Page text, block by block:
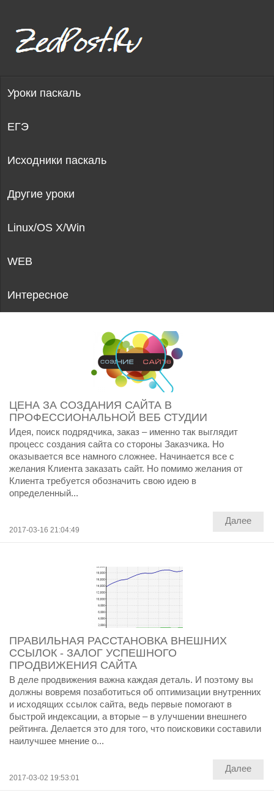
Уроки паскаль
ЕГЭ
Исходники паскаль
Другие уроки
Linux/OS X/Win
WEB
Интересное
ЦЕНА ЗА СОЗДАНИЯ САЙТА В
ПРОФЕССИОНАЛЬНОЙ ВЕБ СТУДИИ
Идея, поиск подрядчика, заказ – именно так выглядит
процесс создания сайта со стороны Заказчика. Но
оказывается все намного сложнее. Начинается все с
желания Клиента заказать сайт. Но помимо желания от
Клиента требуется обозначить свою идею в
определенный...
2017-03-16 21:04:49
Далее
ПРАВИЛЬНАЯ РАССТАНОВКА ВНЕШНИХ
ССЫЛОК - ЗАЛОГ УСПЕШНОГО
ПРОДВИЖЕНИЯ САЙТА
В деле продвижения важна каждая деталь. И поэтому вы
должны вовремя позаботиться об оптимизации внутренних
и исходящих ссылок сайта, ведь первые помогают в
быстрой индексации, а вторые – в улучшении внешнего
рейтинга. Делается это для того, что поисковики составили
наилучшее мнение о...
2017-03-02 19:53:01
Далее